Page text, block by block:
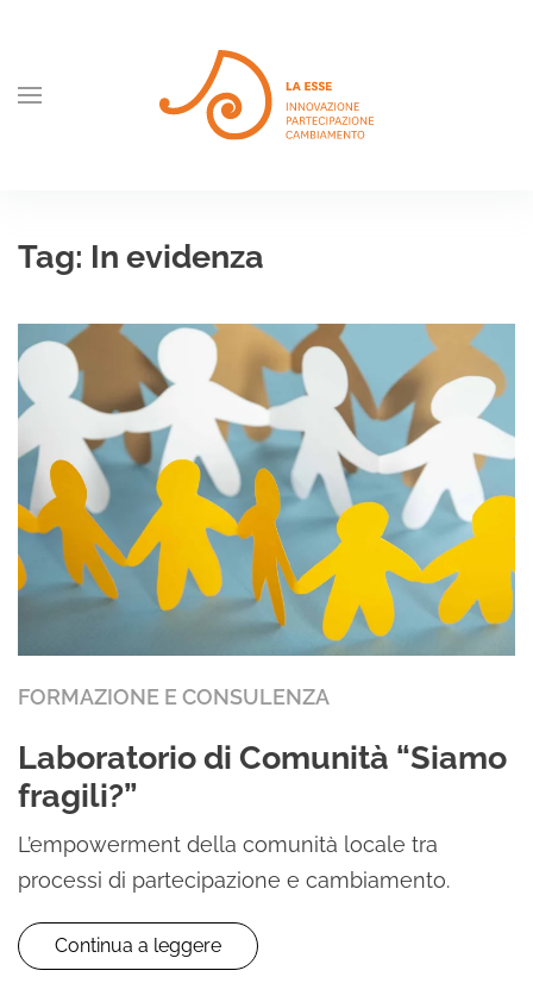
Skip to main content
Tag: In evidenza
FORMAZIONE E CONSULENZA
Laboratorio di Comunità “Siamo
fragili?”
L’empowerment della comunità locale tra
processi di partecipazione e cambiamento.
Continua a leggere